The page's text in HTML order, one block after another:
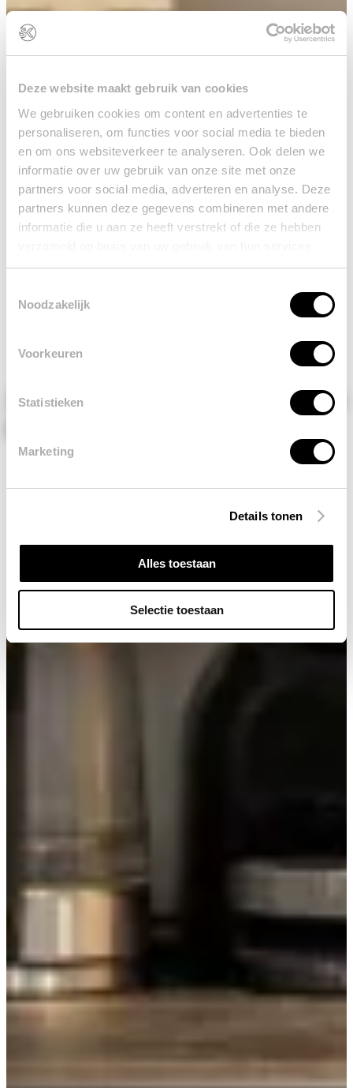
Deze website maakt gebruik van cookies
We gebruiken cookies om content en advertenties te
personaliseren, om functies voor social media te bieden
en om ons websiteverkeer te analyseren. Ook delen we
informatie over uw gebruik van onze site met onze
partners voor social media, adverteren en analyse. Deze
partners kunnen deze gegevens combineren met andere
informatie die u aan ze heeft verstrekt of die ze hebben
Noodzakelijk
Voorkeuren
Statistieken
Marketing
Details tonen
Alles toestaan
Selectie toestaan
Zo maak je een koffiehoek in je